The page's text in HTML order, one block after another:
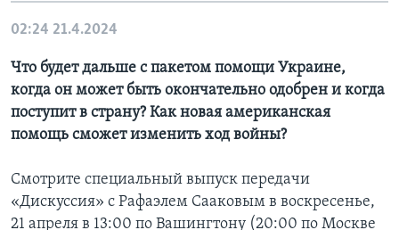
02:24 21.4.2024
Что будет дальше с пакетом помощи Украине,
когда он может быть окончательно одобрен и когда
поступит в страну? Как новая американская
помощь сможет изменить ход войны?
Смотрите специальный выпуск передачи
«Дискуссия» с Рафаэлем Сааковым в воскресенье,
21 апреля в 13:00 по Вашингтону (20:00 по Москве